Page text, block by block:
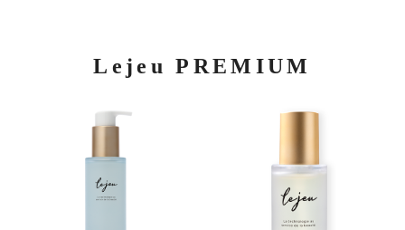
Lejeu PREMIUM